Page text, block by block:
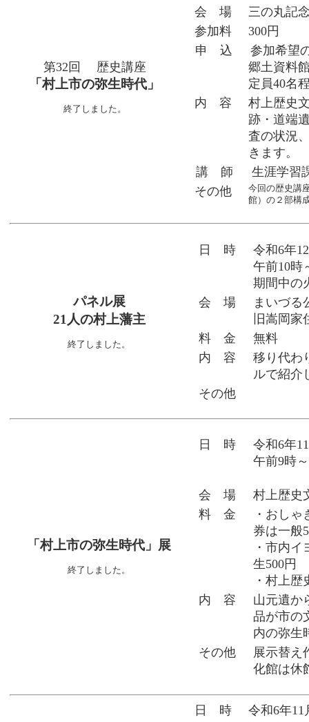
第32回 歴史講座
「村上市の弥生時代」
終了しました。
会 場
三の丸記
参加料
300円
申 込
参加希望
郷土資料
定員40名
内 容
村上歴史
跡・道端
査の状況
きます。
講 師
生涯学習
その他
今回の歴史講
館）の２部構
パネル展
21人の村上藩主
終了しました。
日 時
令和6年
午前10時
期間中の
会 場
まいづる
旧嵩岡
料 金
無料
内 容
移り代わ
ルで紹介
その他
「村上市の弥生時代」展
終了しました。
日 時
令和6年
午前9時
会 場
村上歴史
料 金
・おし
券は一般
・市内
生500円
・村上
内 容
山元遺か
品が市の
内の弥生
その他
展示替え
化館は休
日 時
令和6年11